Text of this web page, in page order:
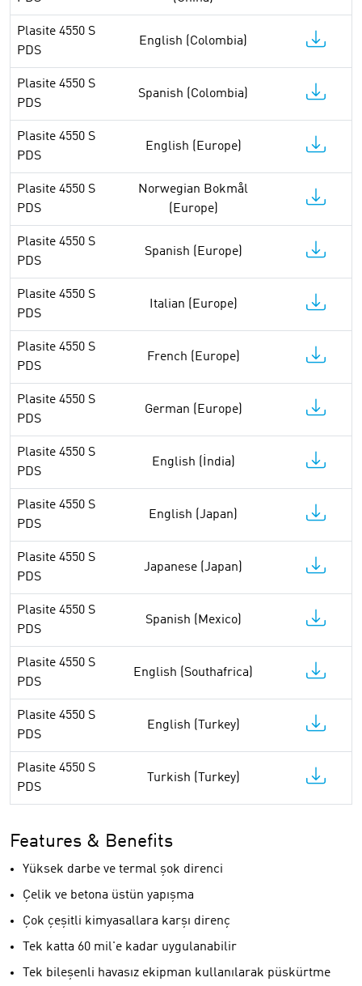
Plasite 4550 S
PDS
English (Colombia)
Plasite 4550 S
PDS
Spanish (Colombia)
Plasite 4550 S
PDS
English (Europe)
Plasite 4550 S
PDS
Norwegian Bokmål
(Europe)
Plasite 4550 S
PDS
Spanish (Europe)
Plasite 4550 S
PDS
Italian (Europe)
Plasite 4550 S
PDS
French (Europe)
Plasite 4550 S
PDS
German (Europe)
Plasite 4550 S
PDS
English (İndia)
Plasite 4550 S
PDS
English (Japan)
Plasite 4550 S
PDS
Japanese (Japan)
Plasite 4550 S
PDS
Spanish (Mexico)
Plasite 4550 S
PDS
English (Southafrica)
Plasite 4550 S
PDS
English (Turkey)
Plasite 4550 S
PDS
Turkish (Turkey)
Features & Benefits
Yüksek darbe ve termal şok direnci
Çelik ve betona üstün yapışma
Çok çeşitli kimyasallara karşı direnç
Tek katta 60 mil'e kadar uygulanabilir
Tek bileşenli havasız ekipman kullanılarak püskürtme